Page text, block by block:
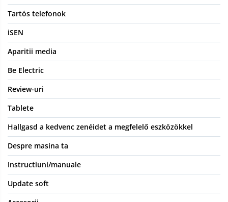
Tartós telefonok
iSEN
Aparitii media
Be Electric
Review-uri
Tablete
Hallgasd a kedvenc zenéidet a megfelelő eszközökkel
Despre masina ta
Instructiuni/manuale
Update soft